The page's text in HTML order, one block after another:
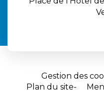
Gestion des
Plan du site